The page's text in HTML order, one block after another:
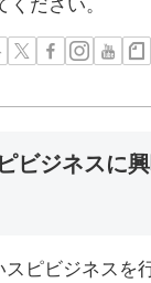
ください。
ビジネスに
ピビジネスを